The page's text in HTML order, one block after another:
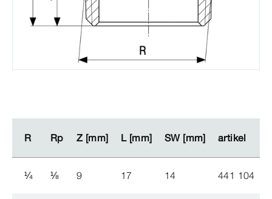
R Rp Z [mm] L [mm] SW [mm] artikel
R Rp Z [mm] L [mm] SW [mm] artikel
¼ ⅛ 9 17 14 441 104